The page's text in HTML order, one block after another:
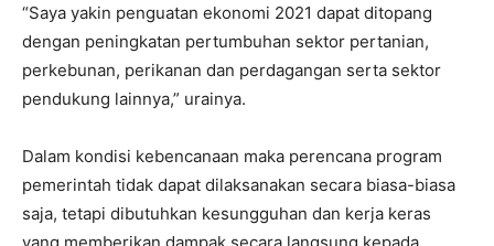
“Saya yakin penguatan ekonomi 2021 dapat ditopang
dengan peningkatan pertumbuhan sektor pertanian,
perkebunan, perikanan dan perdagangan serta sektor
pendukung lainnya,” urainya.
Dalam kondisi kebencanaan maka perencana program
pemerintah tidak dapat dilaksanakan secara biasa-biasa
saja, tetapi dibutuhkan kesungguhan dan kerja keras